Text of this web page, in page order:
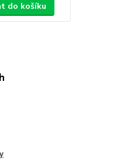
do košíku